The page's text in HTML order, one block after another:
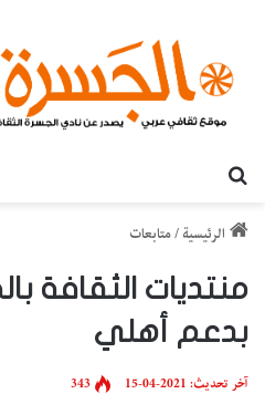
الرئيسية /متابعات
منتديات الثقافة
بدعم أهلي
آخر تحديث: 2021-04-15 343